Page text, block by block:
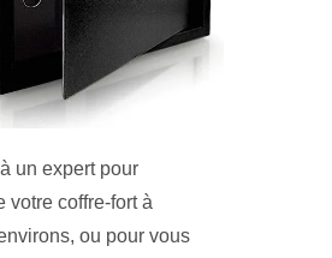
un expert pour
votre coffre-fort à
ou pour vous